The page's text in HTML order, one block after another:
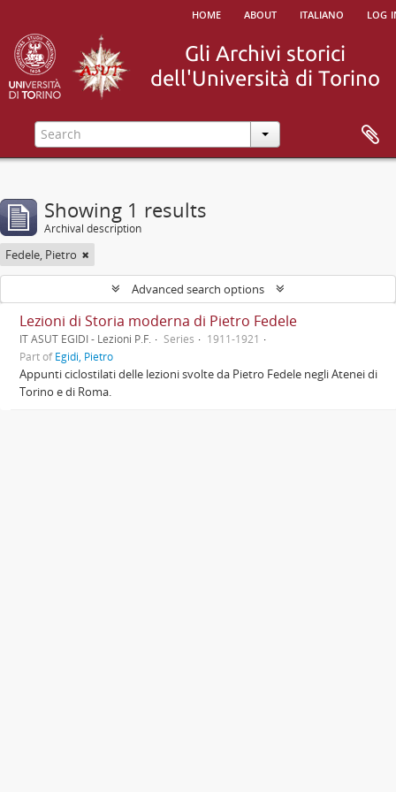
home about italiano log
Showing 1 results
Archival description
Fedele, Pietro
Advanced search options
Lezioni di Storia moderna di Pietro Fedele
IT ASUT EGIDI - Lezioni P.F. Series
1911-1921
Part ofEgidi, Pietro
Appunti ciclostilati delle lezioni svolte da Pietro Fedele negli Atenei di
Torino e di Roma.